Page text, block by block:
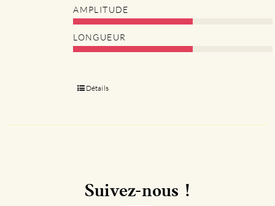
AMPLITUDE
LONGUEUR
Détails
Suivez-nous !